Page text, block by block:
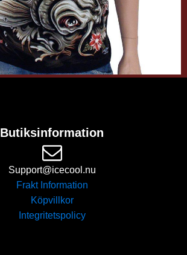
Butiksinformation
Support@icecool.nu
Frakt Information
Köpvillkor
Integritetspolicy